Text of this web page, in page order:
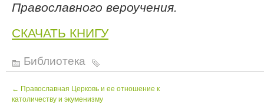
Православного вероучения.
СКАЧАТЬ КНИГУ
Библиотека
← Православная Церковь и ее отношение к
католичеству и экуменизму